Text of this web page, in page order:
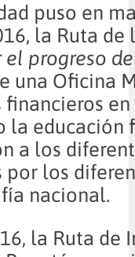
puso en
la Ruta de
progreso
una Oficina
la educación
a los
por los
nacional.
la Ruta de